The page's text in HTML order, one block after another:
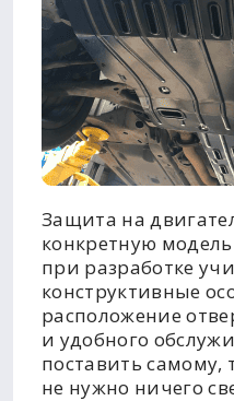
Защита на
конкретную
при разработке
конструктивные
расположение
и удобного
поставить самому,
не нужно ничего